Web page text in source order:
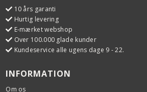
10 års garanti
Hurtig levering
E-mærket webshop
Over 100.000 glade kunder
Kundeservice alle ugens dage 9 - 22.
INFORMATION
Om os